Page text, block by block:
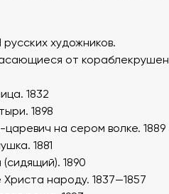
художников.
от
1832
1898
на сером волке. 1889
1881
1890
народу. 1837—1857